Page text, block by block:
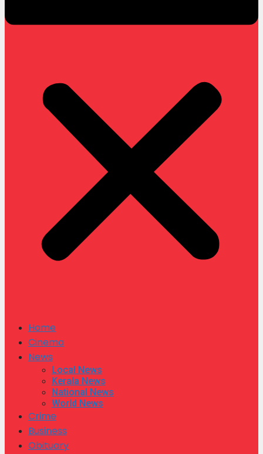
Home
Cinema
News
Local News
Kerala News
National News
World News
Crime
Business
Obituary